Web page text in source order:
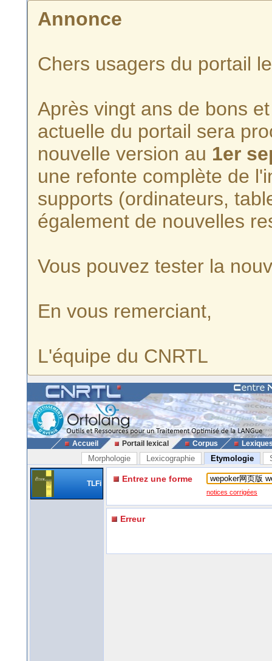
Annonce
Chers usagers du portail
Après vingt ans de bons
actuelle du portail sera
nouvelle version au 1er
une refonte complète de
supports (ordinateurs,
également de nouvelles
Vous pouvez tester la
En vous remerciant,
L'équipe du CNRTL
Accueil Portail lexical Corpus
Morphologie Lexicographie Etymologie
TLFi Entrez une forme
notices corrigées
Erreur